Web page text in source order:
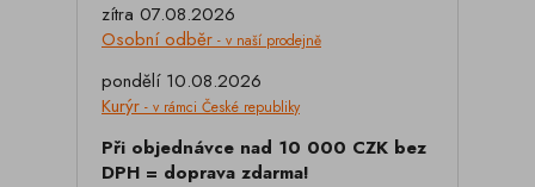
zítra 07.08.2026
Osobní odběr - v naší prodejně
pondělí 10.08.2026
Kurýr - v rámci České republiky
Při objednávce nad 10 000 CZK bez
DPH = doprava zdarma!